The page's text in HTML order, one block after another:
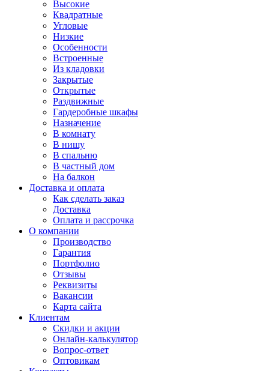
Высокие
Квадратные
Угловые
Низкие
Особенности
Встроенные
Из кладовки
Закрытые
Открытые
Раздвижные
Гардеробные шкафы
Назначение
В комнату
В нишу
В спальню
В частный дом
На балкон
Доставка и оплата
Как сделать заказ
Доставка
Оплата и рассрочка
О компании
Производство
Гарантия
Портфолио
Отзывы
Реквизиты
Вакансии
Карта сайта
Клиентам
Скидки и акции
Онлайн-калькулятор
Вопрос-ответ
Оптовикам